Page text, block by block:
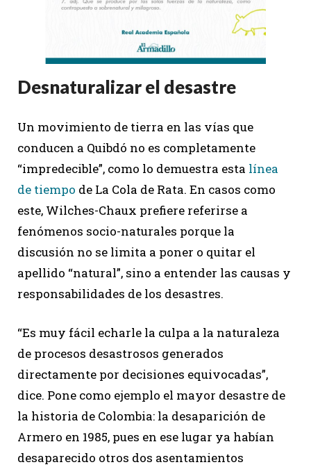
Desnaturalizar el desastre
Un movimiento de tierra en las vías que
conducen a Quibdó no es completamente
“impredecible”, como lo demuestra esta línea
de tiempo de La Cola de Rata. En casos como
este, Wilches-Chaux prefiere referirse a
fenómenos socio-naturales porque la
discusión no se limita a poner o quitar el
apellido “natural”, sino a entender las causas y
responsabilidades de los desastres.
“Es muy fácil echarle la culpa a la naturaleza
de procesos desastrosos generados
directamente por decisiones equivocadas”,
dice. Pone como ejemplo el mayor desastre de
la historia de Colombia: la desaparición de
Armero en 1985, pues en ese lugar ya habían
desaparecido otros dos asentamientos